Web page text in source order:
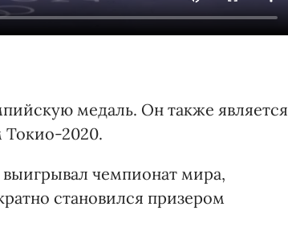
медаль. Он также является
2020.
чемпионат мира,
становился призером